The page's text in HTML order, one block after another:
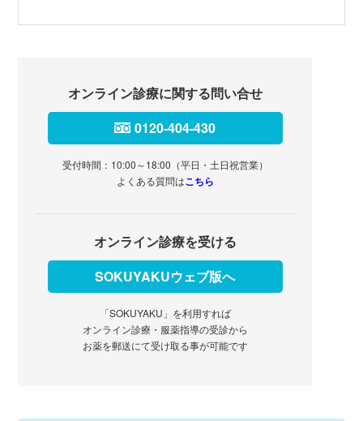
オンライン診療に関する問い合せ
0120-404-430
受付時間：10:00～18:00（平日・土日祝営業）
よくある質問はこちら
オンライン診療を受ける
SOKUYAKUウェブ版へ
「SOKUYAKU」を利用すれば
オンライン診療・服薬指導の受診から
お薬を郵送にて受け取る事が可能です